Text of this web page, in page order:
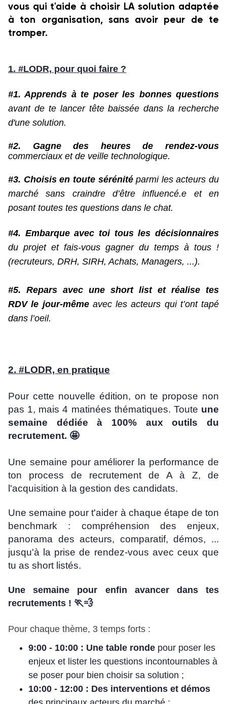
vous qui t'aide à choisir LA solution adaptée
à ton organisation, sans avoir peur de te
tromper.
1. #LODR, pour quoi faire ?
#1. Apprends à te poser les bonnes questions
avant de te lancer tête baissée dans la recherche
d'une solution.
#2. Gagne des heures de rendez-vous
commerciaux et de veille technologique.
#3. Choisis en toute sérénitéparmi les acteurs du
marché sans craindre d’être influencé.e et en
posant toutes tes questions dans le chat.
#4. Embarque avec toi tous les décisionnaires
du projet et fais-vous gagner du temps à tous !
(recruteurs, DRH, SIRH, Achats, Managers, ...).
#5. Repars avec une short list et réalise tes
RDVle jour-mêmeavec les acteurs qui t’ont tapé
dans l’oeil.
2. #LODR, en pratique
Pour cette nouvelle édition, on te propose non
pas 1, mais 4 matinées thématiques. Toute une
semaine dédiée à 100% aux outils du
recrutement. 🤩
Une semaine pour améliorer la performance de
ton process de recrutement de A à Z, de
l'acquisition à la gestion des candidats.
Une semaine pour t'aider à chaque étape de ton
benchmark : compréhension des enjeux,
panorama des acteurs, comparatif, démos, ...
jusqu'à la prise de rendez-vous avec ceux que
tu as short listés.
Une semaine pour enfin avancer dans tes
recrutements ! 🏃💨
Pour chaque thème, 3 temps forts :
9:00 - 10:00 : Une table ronde pour poser les
enjeux et lister les questions incontournables à
se poser pour bien choisir sa solution ;
10:00 - 12:00 : Des interventions et démos